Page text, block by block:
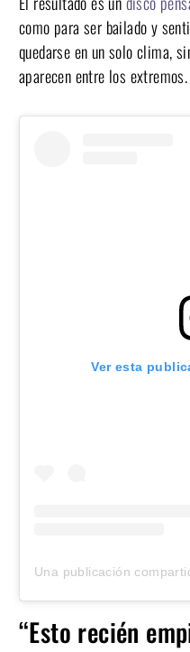
como para ser bailado y
quedarse en un solo clima,
aparecen entre los extremos.
Ver esta
“Esto recién